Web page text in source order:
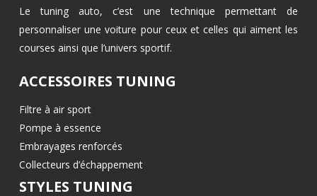
Le tuning auto, c’est une technique permettant de
personnaliser une voiture pour ceux et celles qui aiment les
courses ainsi que l’univers sportif.
ACCESSOIRES TUNING
Filtre à air sport
Pompe à essence
Embrayages renforcés
Collecteurs d’échappement
STYLES TUNING